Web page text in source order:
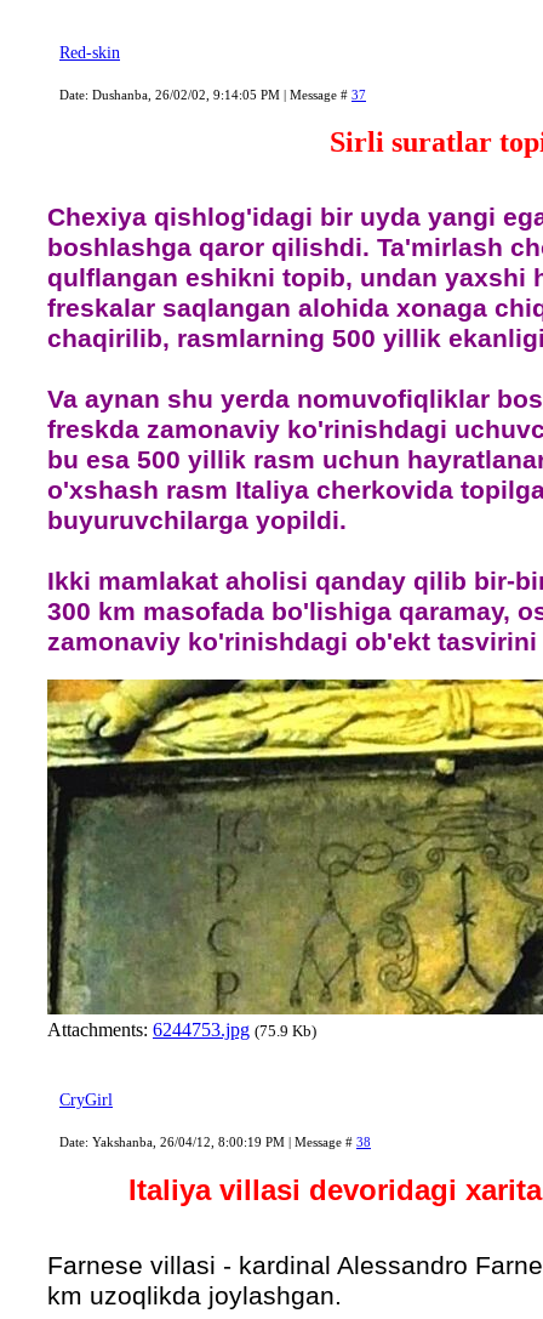
Red-skin
Date: Dushanba, 26/02/02, 9:14:05 PM | Message # 37
Sirli suratlar
Chexiya qishlog'idagi bir uyda yangi
boshlashga qaror qilishdi. Ta'mirlash
qulflangan eshikni topib, undan yaxshi
freskalar saqlangan alohida xonaga
chaqirilib, rasmlarning 500 yillik
Va aynan shu yerda nomuvofiqliklar
freskda zamonaviy ko'rinishdagi
bu esa 500 yillik rasm uchun
o'xshash rasm Italiya cherkovida
buyuruvchilarga yopildi.
Ikki mamlakat aholisi qanday qilib bir-
300 km masofada bo'lishiga qaramay,
zamonaviy ko'rinishdagi ob'ekt
Attachments: 6244753.jpg (75.9 Kb)
CryGirl
Date: Yakshanba, 26/04/12, 8:00:19 PM | Message # 38
Italiya villasi devoridagi
Farnese villasi - kardinal Alessandro
km uzoqlikda joylashgan.